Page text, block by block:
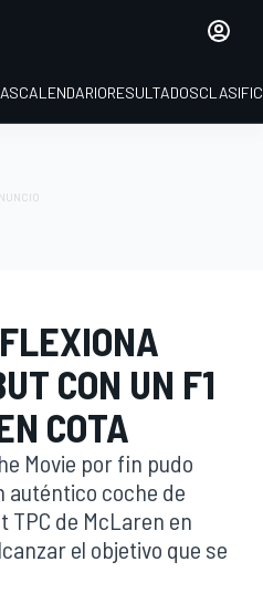
CALENDARIORESULTADOS
CON UN F1
COTA
Movie por fin pudo
auténtico coche de
TPC de McLaren en
el objetivo que se